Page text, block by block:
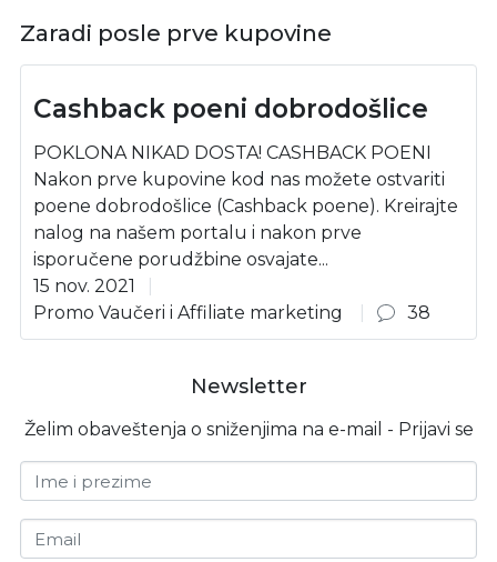
Zaradi posle prve kupovine
Cashback poeni dobrodošlice
POKLONA NIKAD DOSTA! CASHBACK POENI
Nakon prve kupovine kod nas možete ostvariti
poene dobrodošlice (Cashback poene). Kreirajte
nalog na našem portalu i nakon prve
isporučene porudžbine osvajate...
15 nov. 2021
Promo Vaučeri i Affiliate marketing
38
Newsletter
Želim obaveštenja o sniženjima na e-mail - Prijavi se
Ime i prezime
Email